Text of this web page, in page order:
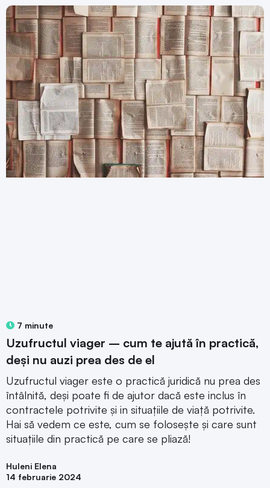
7 minute
Uzufructul viager – cum te ajută în practică,
deși nu auzi prea des de el
Uzufructul viager este o practică juridică nu prea des
întâlnită, deși poate fi de ajutor dacă este inclus în
contractele potrivite și in situațiile de viață potrivite.
Hai să vedem ce este, cum se folosește și care sunt
situațiile din practică pe care se pliază!
Huleni Elena
14 februarie 2024